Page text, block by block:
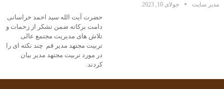
مدیر سایت جولای 10, 2023
حضرت آیت الله سید احمد خراسانی
دامت برکاته ضمن تشکر از زحمات و
تلاش های مدیریت مجتمع عالی
تربیت مجتهد مدیر قم چند نکته ای را
در مورد تربیت مجتهد مدیر بیان
کردند.